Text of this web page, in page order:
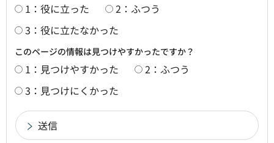
1：役に立った
2：ふつう
3：役に立たなかった
このページの情報は見つけやすかったですか？
1：見つけやすかった
2：ふつう
3：見つけにくかった